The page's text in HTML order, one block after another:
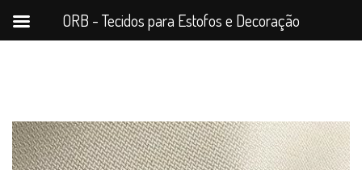
ORB - Tecidos para Estofos e Decoração